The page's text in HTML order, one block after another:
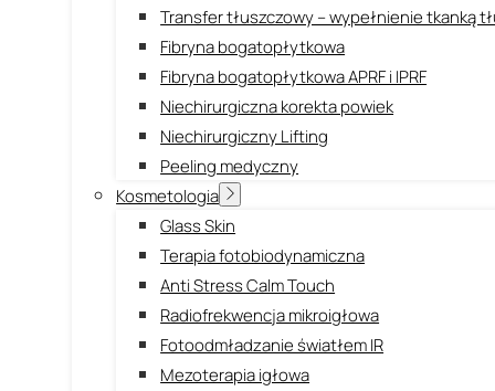
Transfer tłuszczowy – wypełnienie tkanką
Fibryna bogatopłytkowa
Fibryna bogatopłytkowa APRF i IPRF
Niechirurgiczna korekta powiek
Niechirurgiczny Lifting
Peeling medyczny
Kosmetologia
Glass Skin
Terapia fotobiodynamiczna
Anti Stress Calm Touch
Radiofrekwencja mikroigłowa
Fotoodmładzanie światłem IR
Mezoterapia igłowa